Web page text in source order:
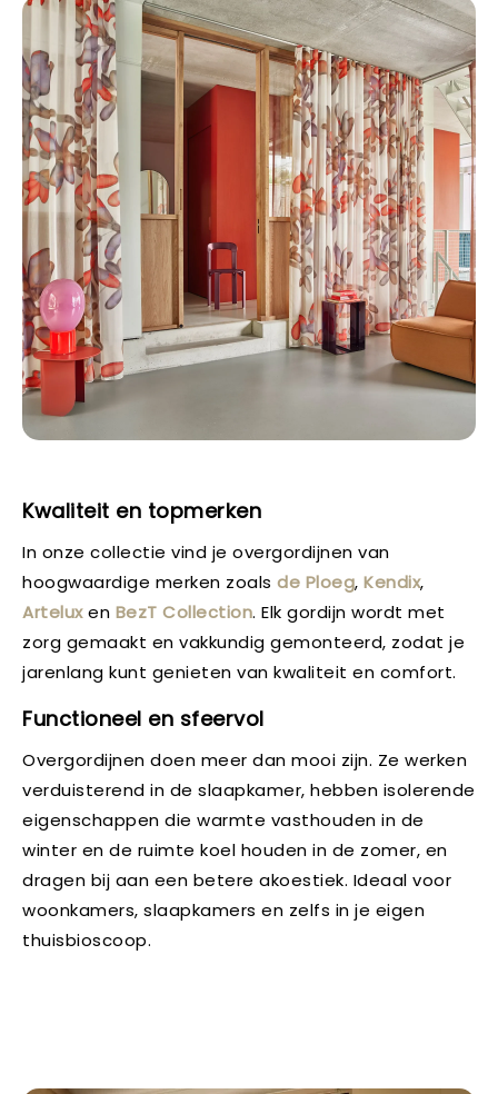
Kwaliteit en topmerken
In onze collectie vind je overgordijnen van
hoogwaardige merken zoals de Ploeg, Kendix,
Arteluxen BezT Collection. Elk gordijn wordt met
zorg gemaakt en vakkundig gemonteerd, zodat je
jarenlang kunt genieten van kwaliteit en comfort.
Functioneel en sfeervol
Overgordijnen doen meer dan mooi zijn. Ze werken
verduisterend in de slaapkamer, hebben isolerende
eigenschappen die warmte vasthouden in de
winter en de ruimte koel houden in de zomer, en
dragen bij aan een betere akoestiek. Ideaal voor
woonkamers, slaapkamers en zelfs in je eigen
thuisbioscoop.